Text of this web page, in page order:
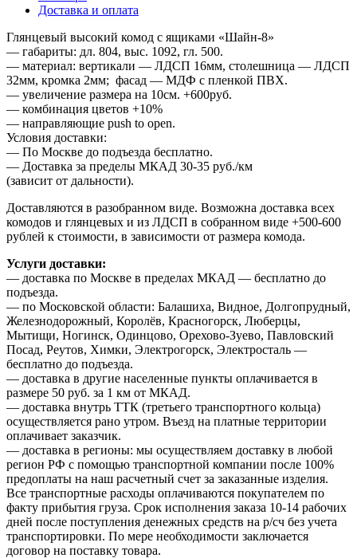
Доставка и оплата
Глянцевый высокий комод с ящиками «Шайн-8»
— габариты: дл. 804, выс. 1092, гл. 500.
— материал: вертикали — ЛДСП 16мм, столешница — ЛДСП
32мм, кромка 2мм; фасад — МДФ с пленкой ПВХ.
— увеличение размера на 10см. +600руб.
— комбинация цветов +10%
— направляющие push to open.
Условия доставки:
— По Москве до подъезда бесплатно.
— Доставка за пределы МКАД 30-35 руб./км
(зависит от дальности).
Доставляются в разобранном виде. Возможна доставка всех
комодов и глянцевых и из ЛДСП в собранном виде +500-600
рублей к стоимости, в зависимости от размера комода.
Услуги доставки:
— доставка по Москве в пределах МКАД — бесплатно до
подъезда.
— по Московской области: Балашиха, Видное, Долгопрудный,
Железнодорожный, Королёв, Красногорск, Люберцы,
Мытищи, Ногинск, Одинцово, Орехово-Зуево, Павловский
Посад, Реутов, Химки, Электрогорск, Электросталь —
бесплатно до подъезда.
— доставка в другие населенные пункты оплачивается в
размере 50 руб. за 1 км от МКАД.
— доставка внутрь ТТК (третьего транспортного кольца)
осуществляется рано утром. Въезд на платные территории
оплачивает заказчик.
— доставка в регионы: мы осуществляем доставку в любой
регион РФ с помощью транспортной компании после 100%
предоплаты на наш расчетный счет за заказанные изделия.
Все транспортные расходы оплачиваются покупателем по
факту прибытия груза. Срок исполнения заказа 10-14 рабочих
дней после поступления денежных средств на р/сч без учета
транспортировки. По мере необходимости заключается
договор на поставку товара.